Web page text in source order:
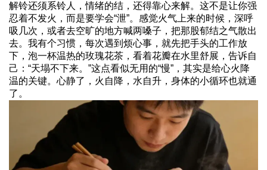
解铃还须系铃人，情绪的结，还得靠心来解。这不是让你强
忍着不发火，而是要学会“泄”。感觉火气上来的时候，深呼
吸几次，或者去空旷的地方喊两嗓子，把那股郁结之气散出
去。我有个习惯，每次遇到烦心事，就先把手头的工作放
下，泡一杯温热的玫瑰花茶，看着花瓣在水里舒展，告诉自
己：“天塌不下来。”这点看似无用的“慢”，其实是给心火降
温的关键。心静了，火自降，水自升，身体的小循环也就通
了。